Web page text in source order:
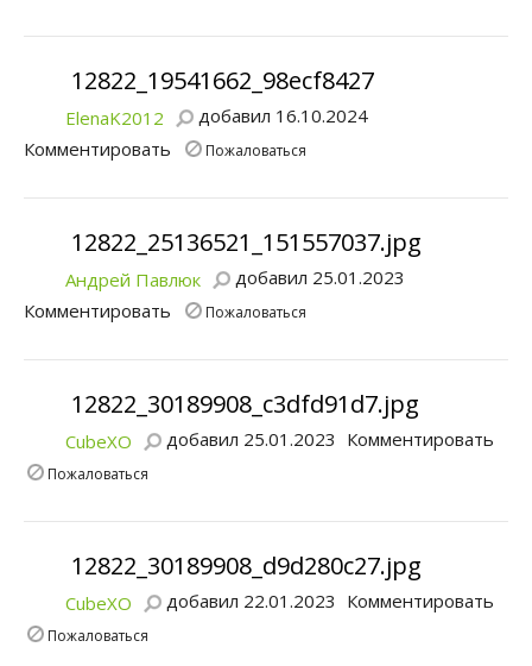
12822_19541662_98ecf8427
ElenaK2012
добавил 16.10.2024
Комментировать
Пожаловаться
12822_25136521_151557037.jpg
Андрей Павлюк
добавил 25.01.2023
Комментировать
Пожаловаться
12822_30189908_c3dfd91d7.jpg
CubeXO добавил 25.01.2023 Комментировать
Пожаловаться
12822_30189908_d9d280c27.jpg
CubeXO добавил 22.01.2023 Комментировать
Пожаловаться